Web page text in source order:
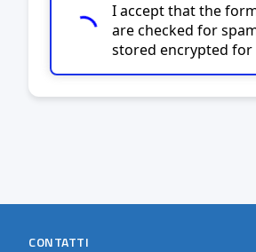
I accept that the
are checked for
stored encrypted for
CONTATTI